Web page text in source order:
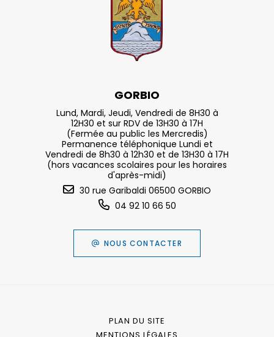
GORBIO
Lund, Mardi, Jeudi, Vendredi de 8H30 à
12H30 et sur RDV de 13H30 à 17H
(Fermée au public les Mercredis)
Permanence téléphonique Lundi et
Vendredi de 8h30 à 12h30 et de 13H30 à 17H
(hors vacances scolaires pour les horaires
d'après-midi)
30 rue Garibaldi 06500 GORBIO
04 92 10 66 50
NOUS CONTACTER
PLAN DU SITE